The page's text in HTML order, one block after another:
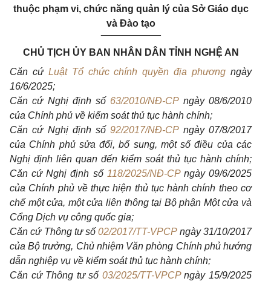
thuộc phạm vi, chức năng quản lý của Sở Giáo dục
và Đào tạo
___________
CHỦ TỊCH ỦY BAN NHÂN DÂN TỈNH NGHỆ AN
Căn cứ Luật Tổ chức chính quyền địa phương ngày
16/6/2025;
Căn cứ Nghị định số 63/2010/NĐ-CPngày 08/6/2010
của Chính phủ về kiểm soát thủ tục hành chính;
Căn cứ Nghị định số92/2017/NĐ-CPngày 07/8/2017
của Chính phủ sửa đổi, bổ sung, một số điều của các
Nghị định liên quan đến kiểm soát thủ tục hành chính;
Căn cứ Nghị định số 118/2025/NĐ-CPngày 09/6/2025
của Chính phủ về thực hiện thủ tục hành chính theo cơ
chế một cửa, một cửa liên thông tại Bộ phận Một cửa và
Cổng Dịch vụ công quốc gia;
Căn cứ Thông tư số02/2017/TT-VPCPngày 31/10/2017
của Bộ trưởng, Chủ nhiệm Văn phòng Chính phủ hướng
dẫn nghiệp vụ về kiểm soát thủ tục hành chính;
Căn cứ Thông tư số 03/2025/TT-VPCPngày 15/9/2025